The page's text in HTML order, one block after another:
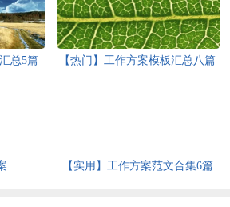
总5篇 【热门】工作方案模板汇总八篇
【实用】工作方案范文合集6篇